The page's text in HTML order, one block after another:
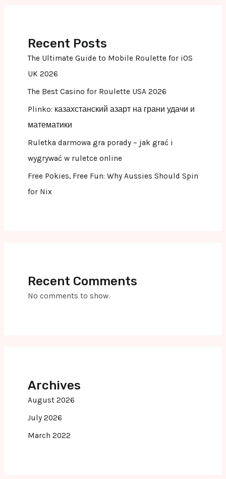
Recent Posts
The Ultimate Guide to Mobile Roulette for iOS
UK 2026
The Best Casino for Roulette USA 2026
Plinko: казахстанский азарт на грани удачи и
математики
Ruletka darmowa gra porady – jak grać i
wygrywać w ruletce online
Free Pokies, Free Fun: Why Aussies Should Spin
for Nix
Recent Comments
No comments to show.
Archives
August 2026
July 2026
March 2022